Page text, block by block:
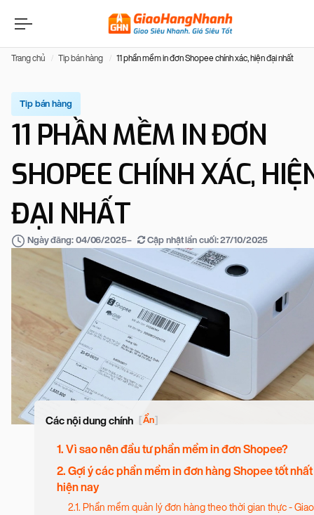
Trang chủ Tip bán hàng 11 phần mềm in đơn Shopee chính xác, hiện đại nhất
Tip bán hàng
11 PHẦN MỀM IN ĐƠN
SHOPEE CHÍNH XÁC,
ĐẠI NHẤT
Ngày đăng: 04/06/2025– Cập nhật lần cuối:27/10/2025
Các nội dung chính [Ẩn]
1. Vì sao nên đầu tư phần mềm in đơn Shopee?
2. Gợi ý các phần mềm in đơn hàng Shopee tốt nhất
hiện nay
2.1. Phần mềm quản lý đơn hàng theo thời gian thực - Giao